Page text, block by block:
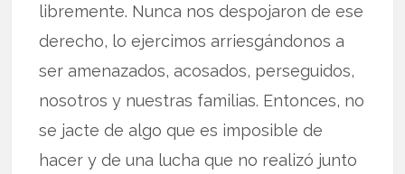
libremente. Nunca nos despojaron de ese
derecho, lo ejercimos arriesgándonos a
ser amenazados, acosados, perseguidos,
nosotros y nuestras familias. Entonces, no
se jacte de algo que es imposible de
hacer y de una lucha que no realizó junto